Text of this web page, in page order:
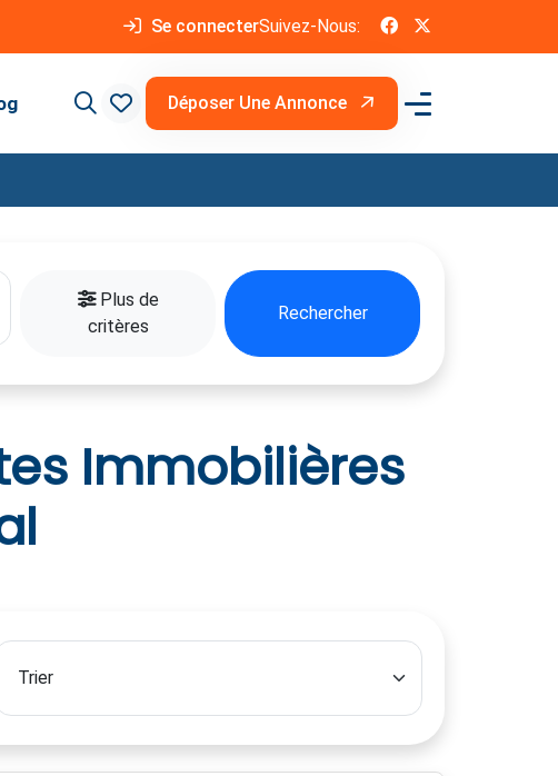
Se connecterSuivez-Nous:
Déposer Une Annonce
Plus de
critères
Rechercher
Immobilières